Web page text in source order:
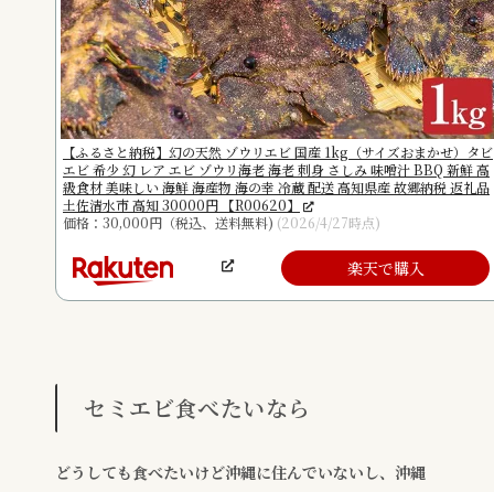
【ふるさと納税】幻の天然 ゾウリエビ 国産 1kg（サイズおまかせ）タビ
エビ 希少 幻 レア エビ ゾウリ海老 海老 刺身 さしみ 味噌汁 BBQ 新鮮 高
級食材 美味しい 海鮮 海産物 海の幸 冷蔵 配送 高知県産 故郷納税 返礼品
土佐清水市 高知 30000円 【R00620】
価格：30,000円（税込、送料無料) (2026/4/27時点)
楽天で購入
セミエビ食べたいなら
どうしても食べたいけど沖縄に住んでいないし、 沖縄